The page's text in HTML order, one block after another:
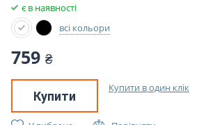
є в наявності
всі кольори
759 ₴
Купити
Купити в один клік